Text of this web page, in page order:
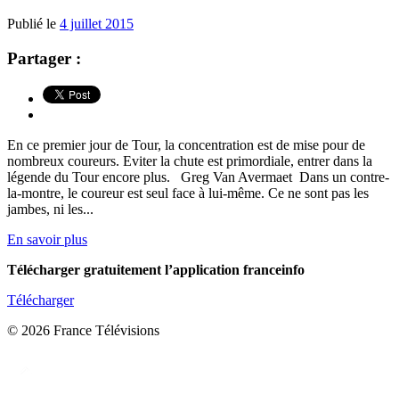
Publié le 4 juillet 2015
Partager :
En ce premier jour de Tour, la concentration est de mise pour de
nombreux coureurs. Eviter la chute est primordiale, entrer dans la
légende du Tour encore plus. Greg Van Avermaet Dans un contre-
la-montre, le coureur est seul face à lui-même. Ce ne sont pas les
jambes, ni les...
En savoir plus
Télécharger gratuitement l’application franceinfo
Télécharger
© 2026 France Télévisions